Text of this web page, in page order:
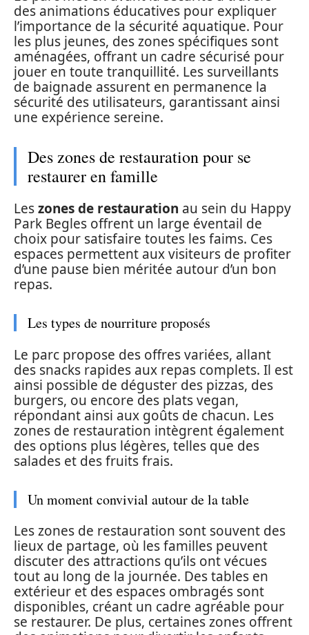
des animations éducatives pour expliquer
l’importance de la sécurité aquatique. Pour
les plus jeunes, des zones spécifiques sont
aménagées, offrant un cadre sécurisé pour
jouer en toute tranquillité. Les surveillants
de baignade assurent en permanence la
sécurité des utilisateurs, garantissant ainsi
une expérience sereine.
Des zones de restauration pour se
restaurer en famille
Leszones de restauration au sein du Happy
Park Begles offrent un large éventail de
choix pour satisfaire toutes les faims. Ces
espaces permettent aux visiteurs de profiter
d’une pause bien méritée autour d’un bon
repas.
Les types de nourriture proposés
Le parc propose des offres variées, allant
des snacks rapides aux repas complets. Il est
ainsi possible de déguster des pizzas, des
burgers, ou encore des plats vegan,
répondant ainsi aux goûts de chacun. Les
zones de restauration intègrent également
des options plus légères, telles que des
salades et des fruits frais.
Un moment convivial autour de la table
Les zones de restauration sont souvent des
lieux de partage, où les familles peuvent
discuter des attractions qu’ils ont vécues
tout au long de la journée. Des tables en
extérieur et des espaces ombragés sont
disponibles, créant un cadre agréable pour
se restaurer. De plus, certaines zones offrent